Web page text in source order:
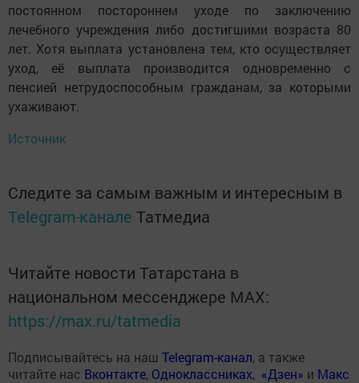
постоянном постороннем уходе по заключению
лечебного учреждения либо достигшими возраста 80
лет. Хотя выплата установлена тем, кто осуществляет
уход, её выплата производится одновременно с
пенсией нетрудоспособным гражданам, за которыми
ухаживают.
Источник
Следите за самым важным и интересным в
Telegram-канале Татмедиа
Читайте новости Татарстана в
национальном мессенджере MАХ:
https://max.ru/tatmedia
Подписывайтесь на наш Telegram-канал, а также
читайте нас Вконтакте, Одноклассниках, «Дзен» и Макс